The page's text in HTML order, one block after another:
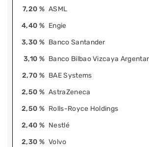
7,20 % ASML
4,40 % Engie
3,30 % Banco Santander
3,10 % Banco Bilbao Vizcaya
2,70 % BAE Systems
2,50 % AstraZeneca
2,50 % Rolls-Royce Holdings
2,40 % Nestlé
2,30 % Volvo